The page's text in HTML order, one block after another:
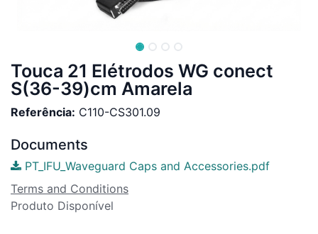
Touca 21 Elétrodos WG conect
S(36-39)cm Amarela
Referência: C110-CS301.09
Documents
PT_IFU_Waveguard Caps and Accessories.pdf
Terms and Conditions
Produto Disponível